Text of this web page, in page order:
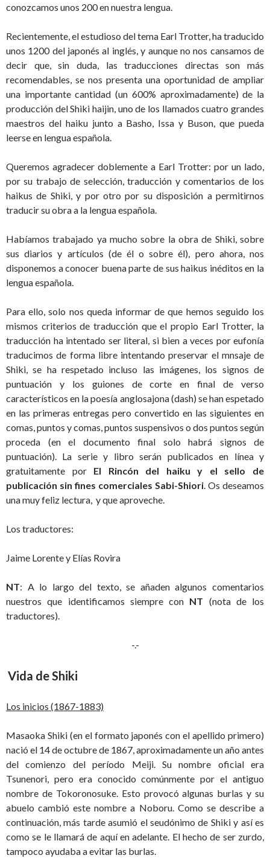
conozcamos unos 200 en nuestra lengua.
Recientemente, el estudioso del tema Earl Trotter, ha traducido
unos 1200 del japonés al inglés, y aunque no nos cansamos de
decir que, sin duda, las traducciones directas son más
recomendables, se nos presenta una oportunidad de ampliar
una importante cantidad (un 600% aproximadamente) de la
producción del Shiki haijin, uno de los llamados cuatro grandes
maestros del haiku junto a Basho, Issa y Buson, que pueda
leerse en lengua española.
Queremos agradecer doblemente a Earl Trotter: por un lado,
por su trabajo de selección, traducción y comentarios de los
haikus de Shiki, y por otro por su disposición a permitirnos
traducir su obra a la lengua española.
Habíamos trabajado ya mucho sobre la obra de Shiki, sobre
sus diarios y artículos (de él o sobre él), pero ahora, nos
disponemos a conocer buena parte de sus haikus inéditos en la
lengua española.
Para ello, solo nos queda informar de que hemos seguido los
mismos criterios de traducción que el propio Earl Trotter, la
traducción ha intentado ser literal, si bien a veces por eufonía
traducimos de forma libre intentando preservar el mnsaje de
Shiki, se ha respetado incluso las imágenes, los signos de
puntuación y los guiones de corte en final de verso
característicos en la poesía anglosajona (dash) se han espetado
en las primeras entregas pero convertido en las siguientes en
comas, puntos y comas, puntos suspensivos o dos puntos según
proceda (en el documento final solo habrá signos de
puntuación). La serie y libro serán publicados en línea y
gratuitamente por El Rincón del haiku y el sello de
publicación sin fines comerciales Sabi-Shiori. Os deseamos
una muy feliz lectura, y que aproveche.
Los traductores:
Jaime Lorente y Elías Rovira
NT: A lo largo del texto, se añaden algunos comentarios
nuestros que identificamos siempre con NT (nota de los
traductores).
-.-
Vida de Shiki
Los inicios (1867-1883)
Masaoka Shiki (en el formato japonés con el apellido primero)
nació el 14 de octubre de 1867, aproximadamente un año antes
del comienzo del período Meiji. Su nombre oficial era
Tsunenori, pero era conocido comúnmente por el antiguo
nombre de Tokoronosuke. Esto provocó algunas burlas y su
abuelo cambió este nombre a Noboru. Como se describe a
continuación, más tarde asumió el seudónimo de Shiki y así es
como se le llamará de aquí en adelante. El hecho de ser zurdo,
tampoco ayudaba a evitar las burlas.